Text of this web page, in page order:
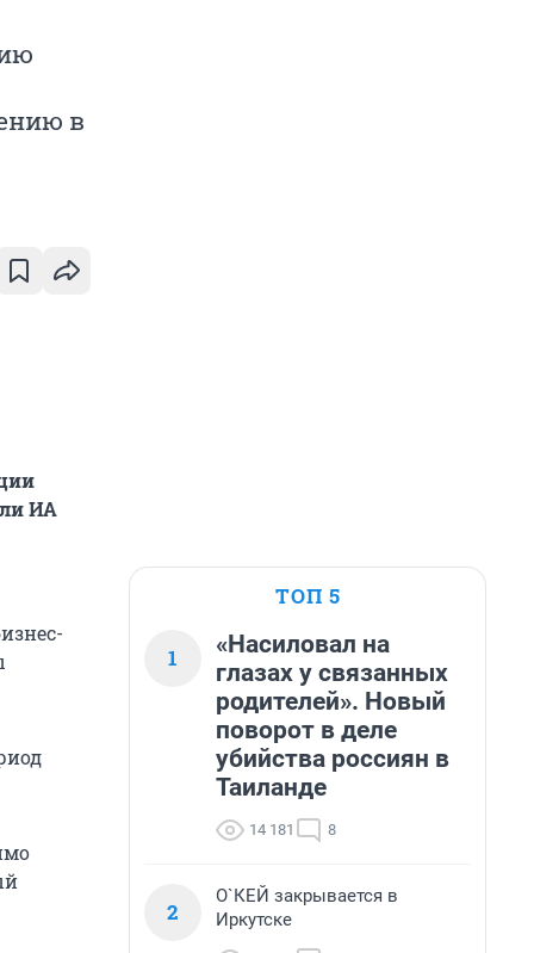
в
ИА
ТОП 5
1
«Насиловал на
глазах у связанных
родителей». Новый
поворот в деле
убийства россиян в
Таиланде
14 181 8
2
О`КЕЙ закрывается в
Иркутске